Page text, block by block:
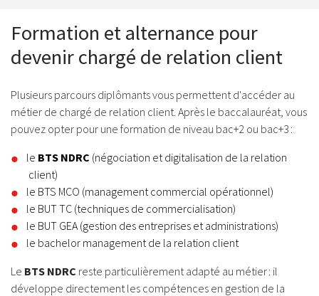
Formation et alternance pour
devenir chargé de relation client
Plusieurs parcours diplômants vous permettent d'accéder au
métier de chargé de relation client. Après le baccalauréat, vous
pouvez opter pour une formation de niveau bac+2 ou bac+3 :
le BTS NDRC (négociation et digitalisation de la relation
client)
le BTS MCO (management commercial opérationnel)
le BUT TC (techniques de commercialisation)
le BUT GEA (gestion des entreprises et administrations)
le bachelor management de la relation client
Le BTS NDRC reste particulièrement adapté au métier : il
développe directement les compétences en gestion de la